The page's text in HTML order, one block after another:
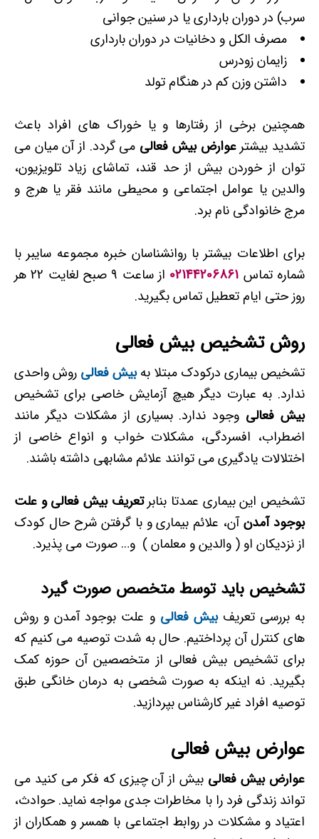
سرب) در دوران بارداری یا در سنین جوانی
مصرف الکل و دخانیات در دوران بارداری
زایمان زودرس
داشتن وزن کم در هنگام تولد
همچنین برخی از رفتارها و یا خوراک های افراد باعث
تشدید بیشترعوارض بیش فعالی می گردد. از آن میان می
توان از خوردن بیش از حد قند، تماشای زیاد تلویزیون،
والدین یا عوامل اجتماعی و محیطی مانند فقر یا هرج و
مرج خانوادگی نام برد.
برای اطلاعات بیشتر با روانشناسان خبره مجموعه سایبر با
شماره تماس 02144206861
از ساعت 9 صبح لغایت 22 هر
روز حتی ایام تعطیل تماس بگیرید.
روش تشخیص بیش فعالی
تشخیص بیماری درکودک مبتلا بهبیش فعالی روش واحدی
ندارد. به عبارت دیگر هیچ آزمایش خاصی برای تشخیص
بیش فعالی وجود ندارد. بسیاری از مشکلات دیگر مانند
اضطراب، افسردگی، مشکلات خواب و انواع خاصی از
اختلالات یادگیری می توانند علائم مشابهی داشته باشند.
تشخیص این بیماری عمدتا بنابرتعریف بیش فعالی و علت
بوجود آمدنآن، علائم بیماری و با گرفتن شرح حال کودک
از نزدیکان او ( والدین و معلمان ) و… صورت می پذیرد.
تشخیص باید توسط متخصص صورت گیرد
به بررسی تعریفبیش فعالی و علت بوجود آمدن و روش
های کنترل آن پرداختیم. حال به شدت توصیه می کنیم که
برای تشخیص بیش فعالی از متخصصین آن حوزه کمک
بگیرید. نه اینکه به صورت شخصی به درمان خانگی طبق
توصیه افراد غیر کارشناس بپردازید.
عوارض بیش فعالی
عوارض بیش فعالی بیش از آن چیزی که فکر می کنید می
تواند زندگی فرد را با مخاطرات جدی مواجه نماید. حوادث،
اعتیاد و مشکلات در روابط اجتماعی با همسر و همکاران از